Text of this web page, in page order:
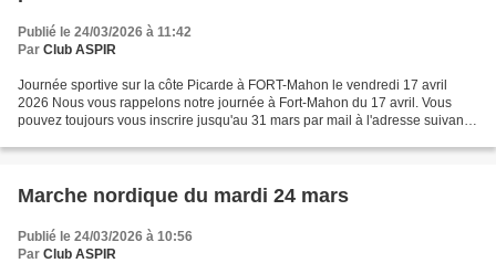
Publié le 24/03/2026 à 11:42
Par Club ASPIR
Journée sportive sur la côte Picarde à FORT-Mahon le vendredi 17 avril
2026 Nous vous rappelons notre journée à Fort-Mahon du 17 avril. Vous
pouvez toujours vous inscrire jusqu'au 31 mars par mail à l'adresse suivante
Marche nordique du mardi 24 mars
Publié le 24/03/2026 à 10:56
Par Club ASPIR